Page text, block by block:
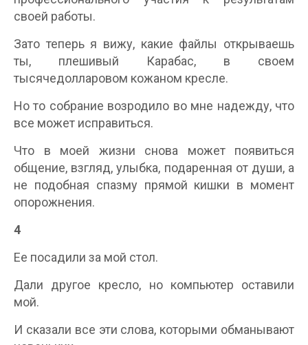
своей работы.
Зато теперь я вижу, какие файлы открываешь
ты, плешивый Карабас, в своем
тысячедолларовом кожаном кресле.
Но то собрание возродило во мне надежду, что
все может исправиться.
Что в моей жизни снова может появиться
общение, взгляд, улыбка, подаренная от души, а
не подобная спазму прямой кишки в момент
опорожнения.
4
Ее посадили за мой стол.
Дали другое кресло, но компьютер оставили
мой.
И сказали все эти слова, которыми обманывают